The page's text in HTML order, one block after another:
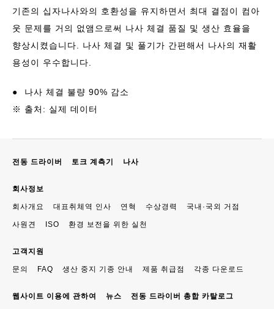
기존의 십자나사와의 호환성을 유지하면서 최대 결점이 컴아
웃 문제를 거의 없앰으로써 나사 체결 품질 및 생산 효율을
향상시켰습니다. 나사 체결 및 풀기가 간편해서 나사의 재활
용성이 우수합니다.
●
나사 체결 불량 90% 감소
※ 출처: 실제 데이터
전동 드라이버 토크 계측기 나사
회사정보
회사개요 대표취체역 인사 연혁 수상경력 국내·국외 거점
사원견 ISO 환경 보전을 위한 실천
고객지원
문의 FAQ 생산 중지 기종 안내 제품 취급점 각종 다운로드
웹사이트 이용에 관하여 뉴스 전동 드라이버 총합 카탈로그